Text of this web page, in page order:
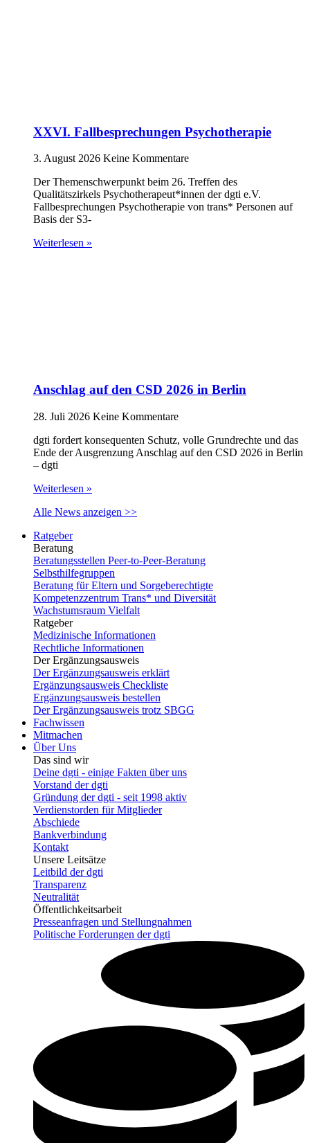
XXVI. Fallbesprechungen Psychotherapie
3. August 2026 Keine Kommentare
Der Themenschwerpunkt beim 26. Treffen des
Qualitätszirkels Psychotherapeut*innen der dgti e.V.
Fallbesprechungen Psychotherapie von trans* Personen auf
Basis der S3-
Weiterlesen »
Anschlag auf den CSD 2026 in Berlin
28. Juli 2026 Keine Kommentare
dgti fordert konsequenten Schutz, volle Grundrechte und das
Ende der Ausgrenzung Anschlag auf den CSD 2026 in Berlin
– dgti
Weiterlesen »
Alle News anzeigen >>
Ratgeber
Beratung
Beratungsstellen Peer-to-Peer-Beratung
Selbsthilfegruppen
Beratung für Eltern und Sorgeberechtigte
Kompetenzzentrum Trans* und Diversität
Wachstumsraum Vielfalt
Ratgeber
Medizinische Informationen
Rechtliche Informationen
Der Ergänzungsausweis
Der Ergänzungsausweis erklärt
Ergänzungsausweis Checkliste
Ergänzungsausweis bestellen
Der Ergänzungsausweis trotz SBGG
Fachwissen
Mitmachen
Über Uns
Das sind wir
Deine dgti - einige Fakten über uns
Vorstand der dgti
Gründung der dgti - seit 1998 aktiv
Verdienstorden für Mitglieder
Abschiede
Bankverbindung
Kontakt
Unsere Leitsätze
Leitbild der dgti
Transparenz
Neutralität
Öffentlichkeitsarbeit
Presseanfragen und Stellungnahmen
Politische Forderungen der dgti